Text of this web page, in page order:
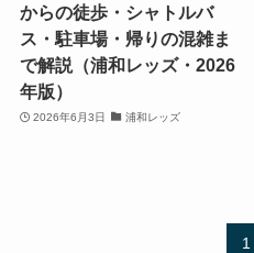
からの徒歩・シャトルバ
ス・駐車場・帰りの混雑ま
で解説（浦和レッズ・2026
年版）
2026年6月3日 浦和レッズ
1